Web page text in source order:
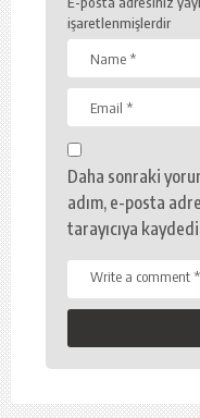
işaretlenmişlerdir
Daha sonraki
adım, e-posta
tarayıcıya